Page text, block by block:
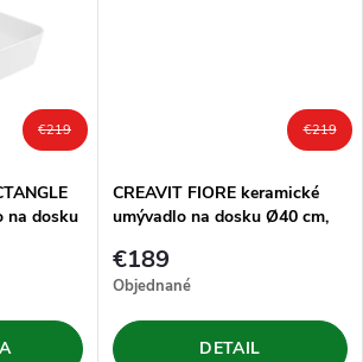
€219
na dosku
€219
CREAVIT FIORE keramické
umývadlo na dosku Ø40 cm,
€189
Objednané
DETAIL